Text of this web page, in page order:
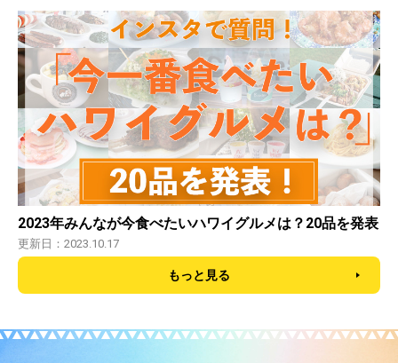
2023年みんなが今食べたいハワイグルメは？20品を発表
更新日：2023.10.17
もっと見る